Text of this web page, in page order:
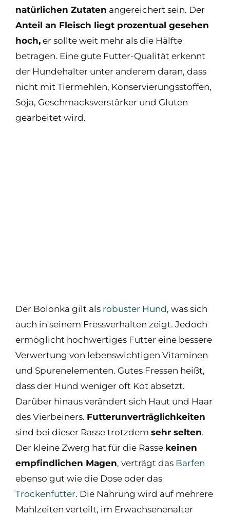
natürlichen Zutaten angereichert sein. Der
Anteil an Fleisch liegt prozentual gesehen
hoch, er sollte weit mehr als die Hälfte
betragen. Eine gute Futter-Qualität erkennt
der Hundehalter unter anderem daran, dass
nicht mit Tiermehlen, Konservierungsstoffen,
Soja, Geschmacksverstärker und Gluten
gearbeitet wird.
Der Bolonka gilt als robuster Hund, was sich
auch in seinem Fressverhalten zeigt. Jedoch
ermöglicht hochwertiges Futter eine bessere
Verwertung von lebenswichtigen Vitaminen
und Spurenelementen. Gutes Fressen heißt,
dass der Hund weniger oft Kot absetzt.
Darüber hinaus verändert sich Haut und Haar
des Vierbeiners. Futterunverträglichkeiten
sind bei dieser Rasse trotzdem sehr selten.
Der kleine Zwerg hat für die Rasse keinen
empfindlichen Magen, verträgt das Barfen
ebenso gut wie die Dose oder das
Trockenfutter. Die Nahrung wird auf mehrere
Mahlzeiten verteilt, im Erwachsenenalter